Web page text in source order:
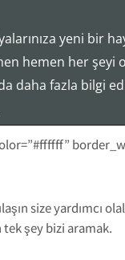
yeni bir
hemen her şeyi
daha fazla bilgi
Montaj Servisi
)))
size yardımcı
tek şey bizi aramak.